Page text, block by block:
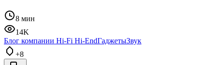
8 мин
14K
Блог компании Hi-Fi Hi-EndГаджетыЗвук
+8